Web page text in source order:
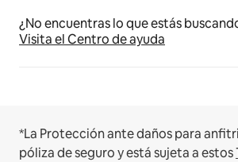
¿No encuentras lo que estás
Visita el Centro de ayuda
*La Protección ante daños para
póliza de seguro y está sujeta a estos